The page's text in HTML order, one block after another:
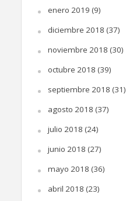
enero 2019 (9)
diciembre 2018 (37)
noviembre 2018 (30)
octubre 2018 (39)
septiembre 2018 (31)
agosto 2018 (37)
julio 2018 (24)
junio 2018 (27)
mayo 2018 (36)
abril 2018 (23)